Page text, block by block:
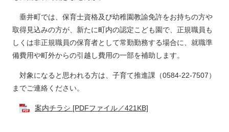
垂井町では、保育士資格及び幼稚園教諭免許をお持ちの方や
取得見込みの方が、新たに町内の認定こども園で、正規職員も
しくは非正規職員の保育者として常勤勤務する場合に、就職準
備費用や町外からの引越し費用の一部を補助します。
対象になると思われる方は、子育て推進課（0584-22-7507）
までご連絡ください。
案内チラシ [PDFファイル／421KB]